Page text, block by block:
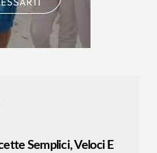
Semplici, Veloci E